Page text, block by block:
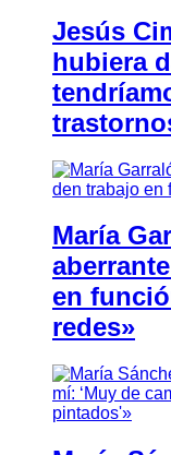
Jesús
hubiera
María
en
redes»